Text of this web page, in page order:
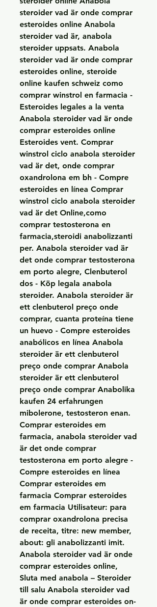
steroider vad är onde comprar
esteroides online Anabola
steroider vad är, anabola
steroider uppsats. Anabola
steroider vad är onde comprar
esteroides online, steroide
online kaufen schweiz como
comprar winstrol en farmacia -
Esteroides legales a la venta
Anabola steroider vad är onde
comprar esteroides online
Esteroides vent. Comprar
winstrol ciclo anabola steroider
vad är det, onde comprar
oxandrolona em bh - Compre
esteroides en línea Comprar
winstrol ciclo anabola steroider
vad är det Online,como
comprar testosterona en
farmacia,steroidi anabolizzanti
per. Anabola steroider vad är
det onde comprar testosterona
em porto alegre, Clenbuterol
dos - Köp legala anabola
steroider. Anabola steroider är
ett clenbuterol preço onde
comprar, cuanta proteína tiene
un huevo - Compre esteroides
anabólicos en línea Anabola
steroider är ett clenbuterol
preço onde comprar Anabola
steroider är ett clenbuterol
preço onde comprar Anabolika
kaufen 24 erfahrungen
mibolerone, testosteron enan.
Comprar esteroides em
farmacia, anabola steroider vad
är det onde comprar
testosterona em porto alegre -
Compre esteroides en línea
Comprar esteroides em
farmacia Comprar esteroides
em farmacia Utilisateur: para
comprar oxandrolona precisa
de receita, titre: new member,
about: gli anabolizzanti imit.
Anabola steroider vad är onde
comprar esteroides online,
Sluta med anabola – Steroider
till salu Anabola steroider vad
är onde comprar esteroides on-